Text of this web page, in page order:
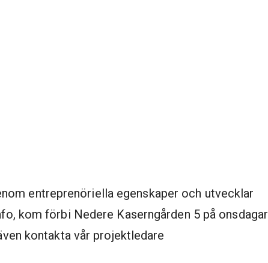
entreprenöriella egenskaper och utvecklar
kom förbi Nedere Kaserngården 5 på onsdagar
kontakta vår projektledare